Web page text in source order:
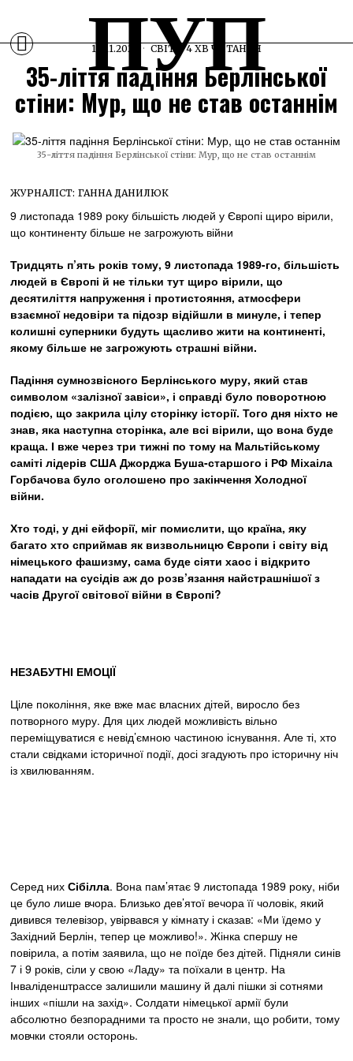
ПУП
13.11.2024 СВІТ 4 ХВ ЧИТАННЯ
35-ліття падіння Берлінської
стіни: Мур, що не став останнім
35-ліття падіння Берлінської стіни: Мур, що не став останнім
ЖУРНАЛІСТ: ГАННА ДАНИЛЮК
9 листопада 1989 року більшість людей у Європі щиро вірили,
що континенту більше не загрожують війни
Тридцять п’ять років тому, 9 листопада 1989-го, більшість
людей в Європі й не тільки тут щиро вірили, що
десятиліття напруження і протистояння, атмосфери
взаємної недовіри та підозр відійшли в минуле, і тепер
колишні суперники будуть щасливо жити на континенті,
якому більше не загрожують страшні війни.
Падіння сумнозвісного Берлінського муру, який став
символом «залізної завіси», і справді було поворотною
подією, що закрила цілу сторінку історії. Того дня ніхто не
знав, яка наступна сторінка, але всі вірили, що вона буде
краща. І вже через три тижні по тому на Мальтійському
саміті лідерів США Джорджа Буша-старшого і РФ Міхаіла
Горбачова було оголошено про закінчення Холодної
війни.
Хто тоді, у дні ейфорії, міг помислити, що країна, яку
багато хто сприймав як визвольницю Європи і світу від
німецького фашизму, сама буде сіяти хаос і відкрито
нападати на сусідів аж до розв’язання найстрашнішої з
часів Другої світової війни в Європі?
НЕЗАБУТНІ ЕМОЦІЇ
Ціле покоління, яке вже має власних дітей, виросло без
потворного муру. Для цих людей можливість вільно
переміщуватися є невід’ємною частиною існування. Але ті, хто
стали свідками історичної події, досі згадують про історичну ніч
із хвилюванням.
Серед нихСібілла. Вона пам’ятає 9 листопада 1989 року, ніби
це було лише вчора. Близько дев’ятої вечора її чоловік, який
дивився телевізор, увірвався у кімнату і сказав: «Ми їдемо у
Західний Берлін, тепер це можливо!». Жінка спершу не
повірила, а потім заявила, що не поїде без дітей. Підняли синів
7 і 9 років, сіли у свою «Ладу» та поїхали в центр. На
Інваліденштрассе залишили машину й далі пішки зі сотнями
інших «пішли на захід». Солдати німецької армії були
абсолютно безпорадними та просто не знали, що робити, тому
мовчки стояли осторонь.